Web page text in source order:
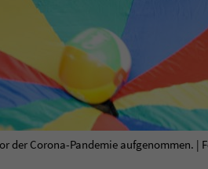
der Corona-Pandemie aufgenommen. |